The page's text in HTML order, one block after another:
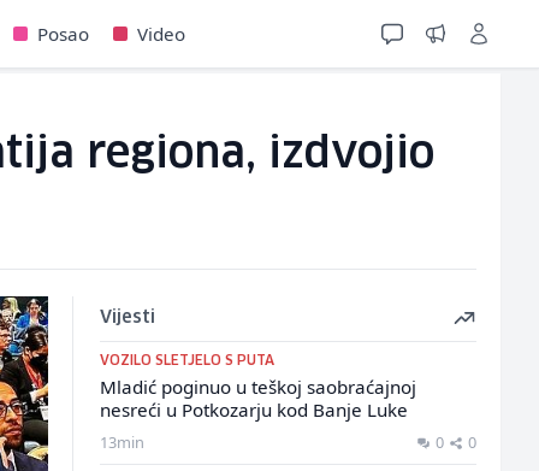
Posao Video
regiona, izdvojio
Vijesti
VOZILO SLETJELO S PUTA
Mladić poginuo u teškoj saobraćajnoj
nesreći u Potkozarju kod Banje Luke
13min 0 0